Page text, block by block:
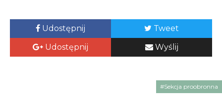
Udostępnij
Tweet
Udostępnij
Wyślij
#Sekcja proobronna